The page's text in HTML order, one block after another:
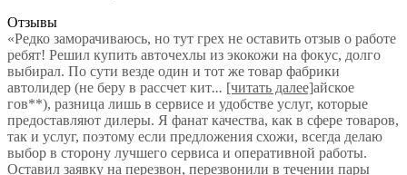
Отзывы
«Редко заморачиваюсь, но тут грех не оставить отзыв о работе
ребят! Решил купить авточехлы из экокожи на фокус, долго
выбирал. По сути везде один и тот же товар фабрики
автолидер (не беру в рассчет кит... [читать далее]айское
гов**), разница лишь в сервисе и удобстве услуг, которые
предоставляют дилеры. Я фанат качества, как в сфере товаров,
так и услуг, поэтому если предложения схожи, всегда делаю
выбор в сторону лучшего сервиса и оперативной работы.
Оставил заявку на перезвон, перезвонили в течении пары